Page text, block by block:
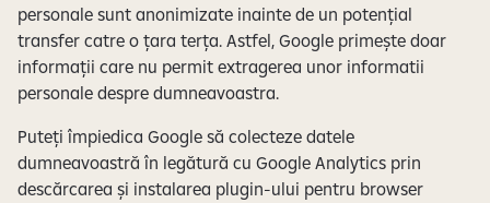
personale sunt anonimizate inainte de un potențial
transfer catre o țara terța. Astfel, Google primește doar
informații care nu permit extragerea unor informatii
personale despre dumneavoastra.
Puteți împiedica Google să colecteze datele
dumneavoastră în legătură cu Google Analytics prin
descărcarea și instalarea plugin-ului pentru browser